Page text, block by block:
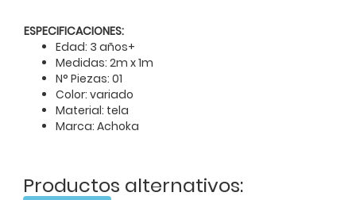
ESPECIFICACIONES:
Edad: 3 años+
Medidas: 2m x 1m
N° Piezas: 01
Color: variado
Material: tela
Marca: Achoka
Productos alternativos: